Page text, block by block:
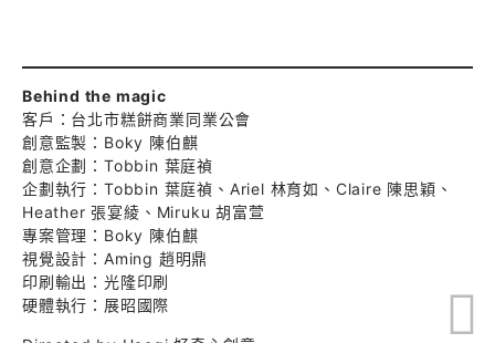
Behind the magic
客戶：台北市糕餅商業同業公會
創意監製：Boky 陳伯麒
創意企劃：Tobbin 葉庭禎
企劃執行：Tobbin 葉庭禎、Ariel 林育如、Claire 陳思穎、
Heather 張宴綾、Miruku 胡富萱
專案管理：Boky 陳伯麒
視覺設計：Aming 趙明鼎
印刷輸出：光隆印刷
硬體執行：展昭國際